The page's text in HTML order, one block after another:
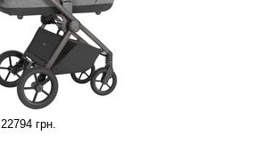
22794 грн.